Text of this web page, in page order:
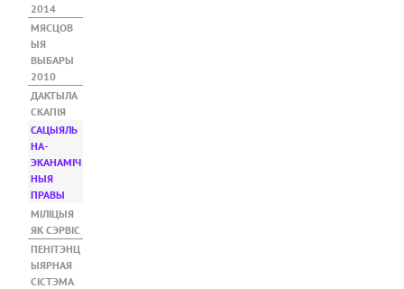
2014
МЯСЦОВ
ЫЯ
ВЫБАРЫ
2010
ДАКТЫЛА
СКАПІЯ
САЦЫЯЛЬ
НА-
ЭКАНАМІЧ
НЫЯ
ПРАВЫ
ТЫ
ЎН
Ы
ТАБ
)
МІЛІЦЫЯ
ЯК СЭРВІС
ПЕНІТЭНЦ
ЫЯРНАЯ
СІСТЭМА